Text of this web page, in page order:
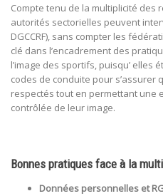
Compte tenu de la multiplicité des
autorités sectorielles peuvent
DGCCRF), sans compter les
clé dans l’encadrement des
l’image des sportifs, puisqu’ elles
codes de conduite pour
respectés tout en permettant une
contrôlée de leur image.
Bonnes pratiques face à la
Données personnelles et